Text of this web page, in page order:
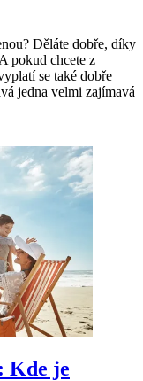
Děláte dobře, díky
pokud chcete z
se také dobře
jedna velmi zajímavá
Kde je